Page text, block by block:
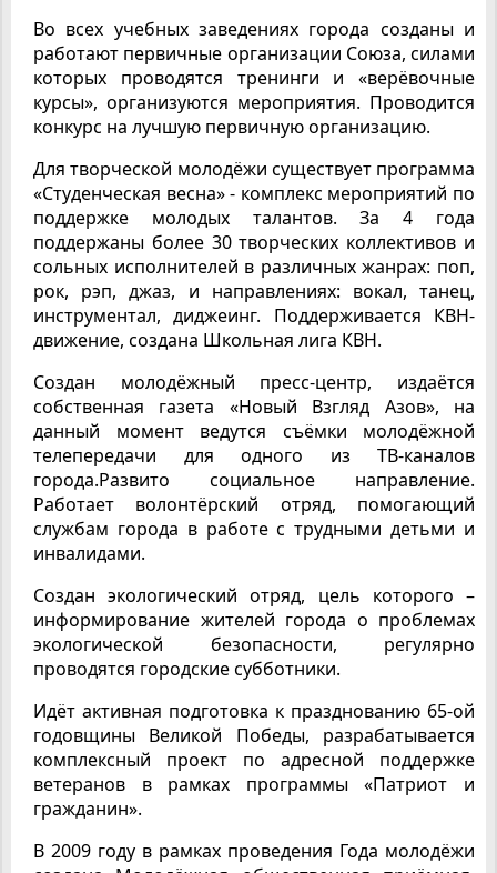
Во всех учебных заведениях города созданы и
работают первичные организации Союза, силами
которых проводятся тренинги и «верёвочные
курсы», организуются мероприятия. Проводится
конкурс на лучшую первичную организацию.
Для творческой молодёжи существует программа
«Студенческая весна» - комплекс мероприятий по
поддержке молодых талантов. За 4 года
поддержаны более 30 творческих коллективов и
сольных исполнителей в различных жанрах: поп,
рок, рэп, джаз, и направлениях: вокал, танец,
инструментал, диджеинг. Поддерживается КВН-
движение, создана Школьная лига КВН.
Создан молодёжный пресс-центр, издаётся
собственная газета «Новый Взгляд Азов», на
данный момент ведутся съёмки молодёжной
телепередачи для одного из ТВ-каналов
города.Развито социальное направление.
Работает волонтёрский отряд, помогающий
службам города в работе с трудными детьми и
инвалидами.
Создан экологический отряд, цель которого –
информирование жителей города о проблемах
экологической безопасности, регулярно
проводятся городские субботники.
Идёт активная подготовка к празднованию 65-ой
годовщины Великой Победы, разрабатывается
комплексный проект по адресной поддержке
ветеранов в рамках программы «Патриот и
гражданин».
В 2009 году в рамках проведения Года молодёжи